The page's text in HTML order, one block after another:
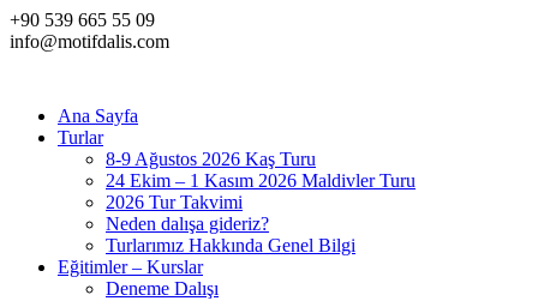
+90 539 665 55 09
info@motifdalis.com
Ana Sayfa
Turlar
8-9 Ağustos 2026 Kaş Turu
24 Ekim – 1 Kasım 2026 Maldivler Turu
2026 Tur Takvimi
Neden dalışa gideriz?
Turlarımız Hakkında Genel Bilgi
Eğitimler – Kurslar
Deneme Dalışı